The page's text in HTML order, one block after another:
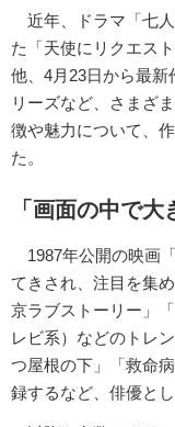
近年、ドラマ「七
た「天使にリクエス
他、4月23日から最
リーズなど、さまざ
徴や魅力について、
た。
「画面の中で大
1987年公開の映画
てきされ、注目を集
京ラブストーリー」
レビ系）などのトレ
つ屋根の下」「救命
録するなど、俳優と